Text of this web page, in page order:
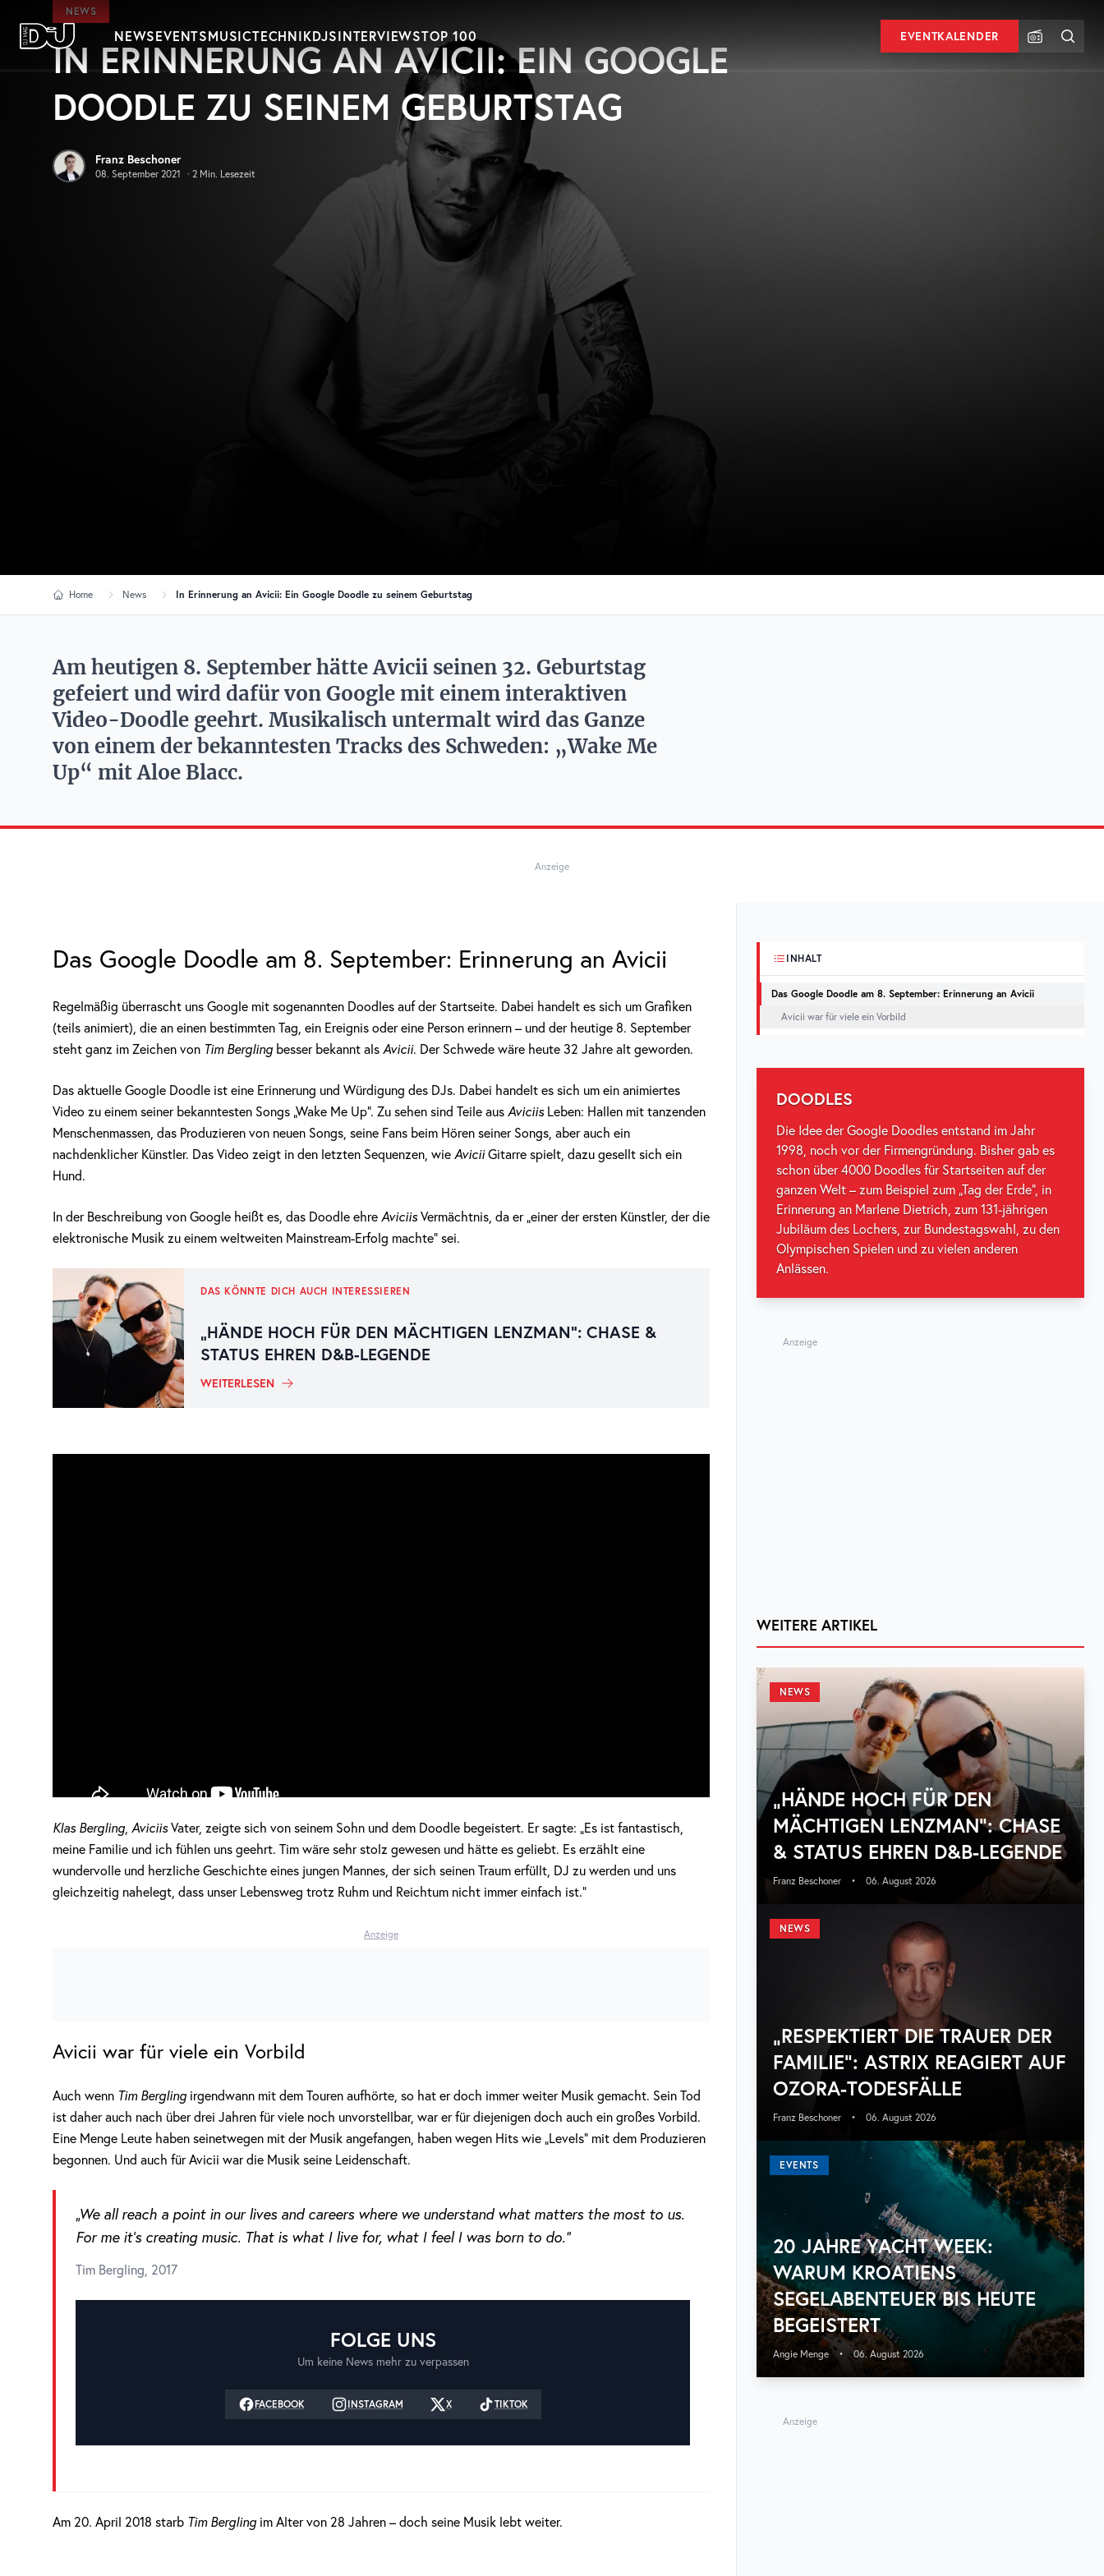
Zum Hauptinhalt springen
DJ Mag Germany
NEWSEVENTSMUSICTECHNIKDJSINTERVIEWSTOP 100 EVENTKALENDER
NEWS
IN ERINNERUNG AN AVICII: EIN GOOGLE
DOODLE ZU SEINEM GEBURTSTAG
Franz Beschoner
08. September 2021 · 2 Min. Lesezeit
Home News In Erinnerung an Avicii: Ein Google Doodle zu seinem Geburtstag
Am heutigen 8. September hätte Avicii seinen 32. Geburtstag
gefeiert und wird dafür von Google mit einem interaktiven
Video-Doodle geehrt. Musikalisch untermalt wird das Ganze
von einem der bekanntesten Tracks des Schweden: „Wake Me
Up“ mit Aloe Blacc.
Anzeige
Das Google Doodle am 8. September: Erinnerung an Avicii
Regelmäßig überrascht uns Google mit sogenannten Doodles auf der Startseite. Dabei handelt es sich um Grafiken
(teils animiert), die an einen bestimmten Tag, ein Ereignis oder eine Person erinnern – und der heutige 8. September
steht ganz im Zeichen von Tim Bergling besser bekannt als Avicii. Der Schwede wäre heute 32 Jahre alt geworden.
Das aktuelle Google Doodle ist eine Erinnerung und Würdigung des DJs. Dabei handelt es sich um ein animiertes
Video zu einem seiner bekanntesten Songs „Wake Me Up“. Zu sehen sind Teile aus Aviciis Leben: Hallen mit tanzenden
Menschenmassen, das Produzieren von neuen Songs, seine Fans beim Hören seiner Songs, aber auch ein
nachdenklicher Künstler. Das Video zeigt in den letzten Sequenzen, wie AviciiGitarre spielt, dazu gesellt sich ein
Hund.
In der Beschreibung von Google heißt es, das Doodle ehre AviciisVermächtnis, da er „einer der ersten Künstler, der die
elektronische Musik zu einem weltweiten Mainstream-Erfolg machte“ sei.
DAS KÖNNTE DICH AUCH INTERESSIEREN
„HÄNDE HOCH FÜR DEN MÄCHTIGEN LENZMAN“: CHASE &
STATUS EHREN D&B-LEGENDE
WEITERLESEN
Klas Bergling, AviciisVater, zeigte sich von seinem Sohn und dem Doodle begeistert. Er sagte: „Es ist fantastisch,
meine Familie und ich fühlen uns geehrt. Tim wäre sehr stolz gewesen und hätte es geliebt. Es erzählt eine
wundervolle und herzliche Geschichte eines jungen Mannes, der sich seinen Traum erfüllt, DJ zu werden und uns
gleichzeitig nahelegt, dass unser Lebensweg trotz Ruhm und Reichtum nicht immer einfach ist.“
Anzeige
Avicii war für viele ein Vorbild
Auch wenn Tim Bergling irgendwann mit dem Touren aufhörte, so hat er doch immer weiter Musik gemacht. Sein Tod
ist daher auch nach über drei Jahren für viele noch unvorstellbar, war er für diejenigen doch auch ein großes Vorbild.
Eine Menge Leute haben seinetwegen mit der Musik angefangen, haben wegen Hits wie „Levels“ mit dem Produzieren
begonnen. Und auch für Avicii war die Musik seine Leidenschaft.
„We all reach a point in our lives and careers where we understand what matters the most to us.
For me it’s creating music. That is what I live for, what I feel I was born to do.“
Tim Bergling, 2017
FOLGE UNS
Um keine News mehr zu verpassen
FACEBOOK INSTAGRAM X TIKTOK
Am 20. April 2018 starb Tim Bergling im Alter von 28 Jahren – doch seine Musik lebt weiter.
INHALT
Das Google Doodle am 8. September: Erinnerung an Avicii
Avicii war für viele ein Vorbild
DOODLES
Die Idee der Google Doodles entstand im Jahr
1998, noch vor der Firmengründung. Bisher gab es
schon über 4000 Doodles für Startseiten auf der
ganzen Welt – zum Beispiel zum „Tag der Erde“, in
Erinnerung an Marlene Dietrich, zum 131-jährigen
Jubiläum des Lochers, zur Bundestagswahl, zu den
Olympischen Spielen und zu vielen anderen
Anlässen.
Anzeige
WEITERE ARTIKEL
NEWS
„HÄNDE HOCH FÜR DEN
MÄCHTIGEN LENZMAN“: CHASE
& STATUS EHREN D&B-LEGENDE
Franz Beschoner • 06. August 2026
NEWS
„RESPEKTIERT DIE TRAUER DER
FAMILIE“: ASTRIX REAGIERT AUF
OZORA-TODESFÄLLE
Franz Beschoner • 06. August 2026
EVENTS
20 JAHRE YACHT WEEK:
WARUM KROATIENS
SEGELABENTEUER BIS HEUTE
BEGEISTERT
Angie Menge • 06. August 2026
Anzeige